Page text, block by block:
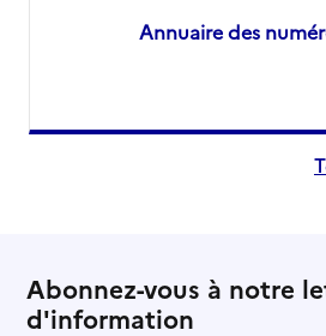
Annuaire des
Abonnez-vous à notre
d'information